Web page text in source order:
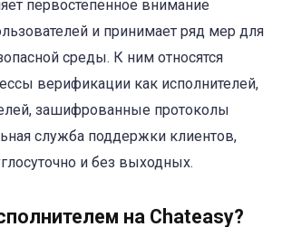
первостепенное внимание
и принимает ряд мер для
среды. К ним относятся
верификации как исполнителей,
зашифрованные протоколы
служба поддержки клиентов,
и без выходных.
на Chateasy?